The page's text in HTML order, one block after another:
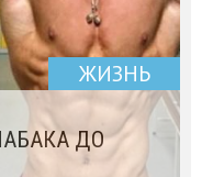
ЖИЗНЬ
ДО